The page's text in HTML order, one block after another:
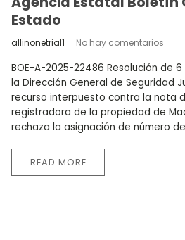
Estado
allinonetrial1 No hay comentarios
BOE-A-2025-22486 Resolución de
la Dirección General de Seguridad
recurso interpuesto contra la nota
registradora de la propiedad de
rechaza la asignación de número
READ MORE